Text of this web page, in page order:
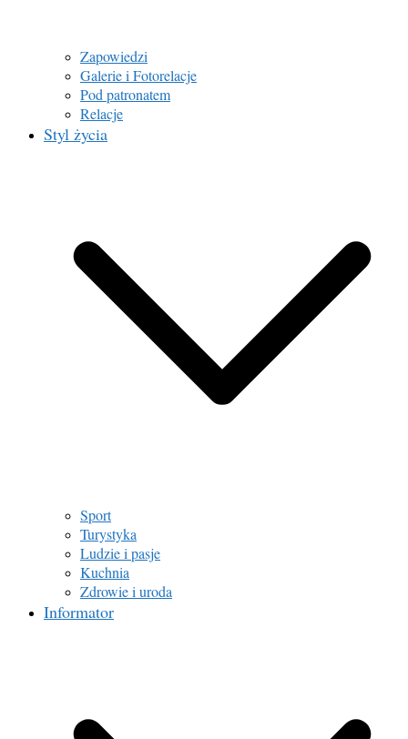
Zapowiedzi
Galerie i Fotorelacje
Pod patronatem
Relacje
Styl życia
Sport
Turystyka
Ludzie i pasje
Kuchnia
Zdrowie i uroda
Informator